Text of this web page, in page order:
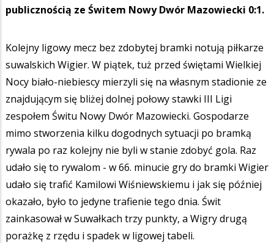
publicznością ze Świtem Nowy Dwór Mazowiecki 0:1.
Kolejny ligowy mecz bez zdobytej bramki notują piłkarze
suwalskich Wigier. W piątek, tuż przed świętami Wielkiej
Nocy biało-niebiescy mierzyli się na własnym stadionie ze
znajdującym się bliżej dolnej połowy stawki III Ligi
zespołem Świtu Nowy Dwór Mazowiecki. Gospodarze
mimo stworzenia kilku dogodnych sytuacji po bramką
rywala po raz kolejny nie byli w stanie zdobyć gola. Raz
udało się to rywalom - w 66. minucie gry do bramki Wigier
udało się trafić Kamilowi Wiśniewskiemu i jak się później
okazało, było to jedyne trafienie tego dnia. Świt
zainkasował w Suwałkach trzy punkty, a Wigry drugą
porażkę z rzędu i spadek w ligowej tabeli.